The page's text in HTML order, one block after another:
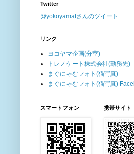
Twitter
@yokoyamatさんのツイート
リンク
ヨコヤマ企画(分室)
トレノケート株式会社(勤務先)
まぐにゃむフォト(猫写真)
まぐにゃむフォト(猫写真)
スマートフォン 携帯サイト